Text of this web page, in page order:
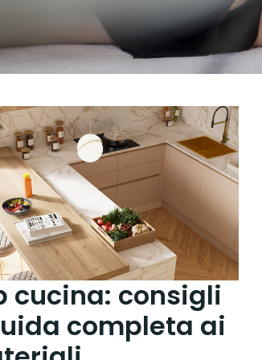
cucina: consigli
completa ai